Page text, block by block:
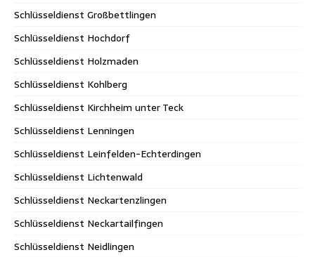
Schlüsseldienst Großbettlingen
Schlüsseldienst Hochdorf
Schlüsseldienst Holzmaden
Schlüsseldienst Kohlberg
Schlüsseldienst Kirchheim unter Teck
Schlüsseldienst Lenningen
Schlüsseldienst Leinfelden-Echterdingen
Schlüsseldienst Lichtenwald
Schlüsseldienst Neckartenzlingen
Schlüsseldienst Neckartailfingen
Schlüsseldienst Neidlingen